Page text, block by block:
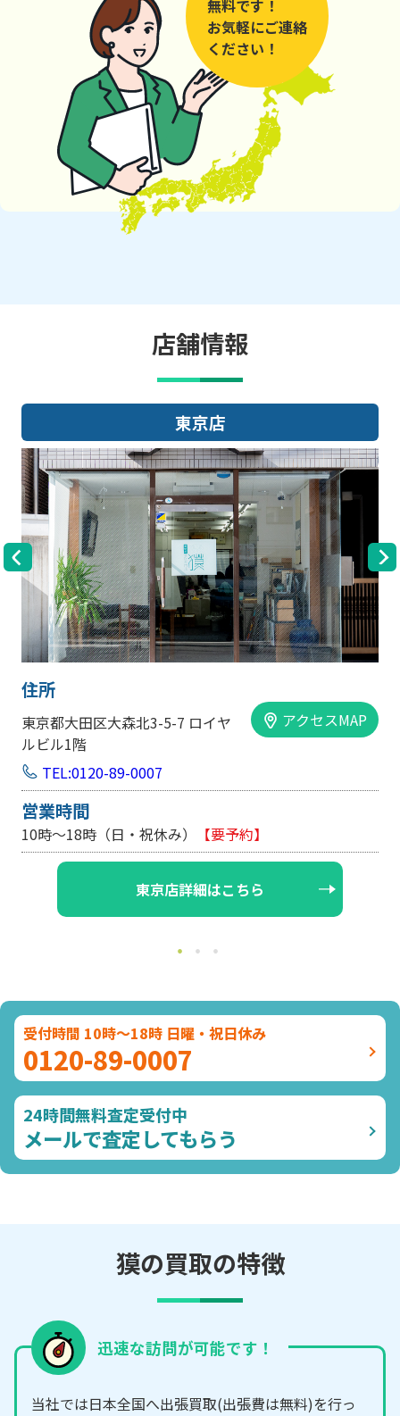
無料です！
お気軽にご連絡
ください！
店舗情報
大阪店
住所
大阪市中央区内平野町1-1-5 西大
手前ビル103号
アクセスMAP
TEL:0120-89-0007
営業時間
10時～18時（日・祝休み/土曜は不定休）
大阪店詳細はこちら
受付時間 10時～18時 日曜・祝日休み
0120-89-0007
24時間無料査定受付中
メールで査定してもらう
獏の買取の特徴
迅速な訪問が可能です！
当社では日本全国へ出張買取(出張費は無料)を行っ